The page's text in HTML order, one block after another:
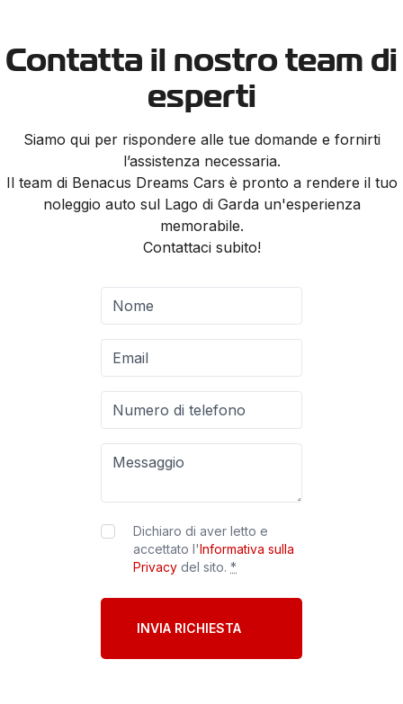
Contatta il nostro team di
esperti
Siamo qui per rispondere alle tue domande e fornirti
l’assistenza necessaria.
Il team di Benacus Dreams Cars è pronto a rendere il tuo
noleggio auto sul Lago di Garda un'esperienza
memorabile.
Contattaci subito!
Dichiaro di aver letto e
accettato l'Informativa sulla
Privacy del sito. *